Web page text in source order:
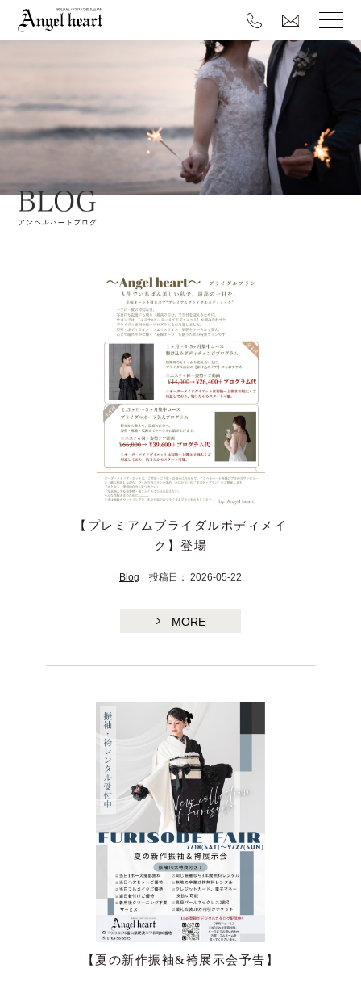
【プレミアムブライダルボディメイ
ク】登場
Blog 投稿日： 2026-05-22
MORE
【夏の新作振袖&袴展示会予告】